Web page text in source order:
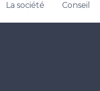
La société Conseil